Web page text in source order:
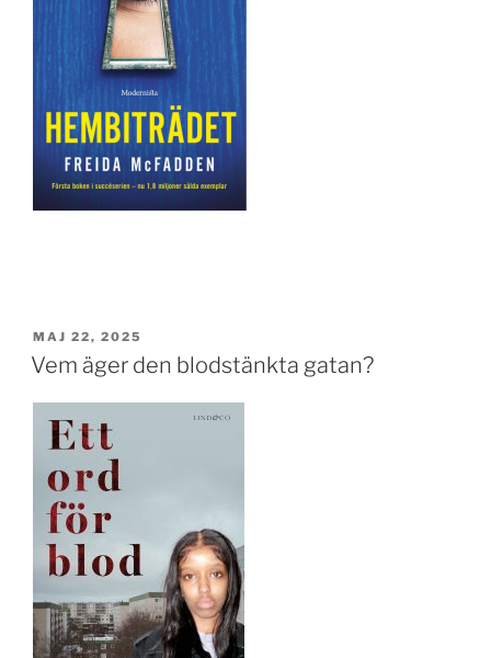
PUBLICERAT
MAJ 22, 2025
Vem äger den blodstänkta gatan?